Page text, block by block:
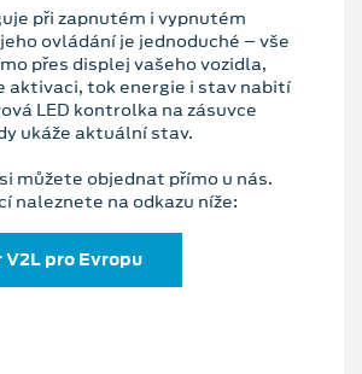
při zapnutém i vypnutém
ovládání je jednoduché – vše
přes displej vašeho vozidla,
aktivaci, tok energie i stav nabití
LED kontrolka na zásuvce
ukáže aktuální stav.
můžete objednat přímo u nás.
naleznete na odkazu níže:
pro Evropu